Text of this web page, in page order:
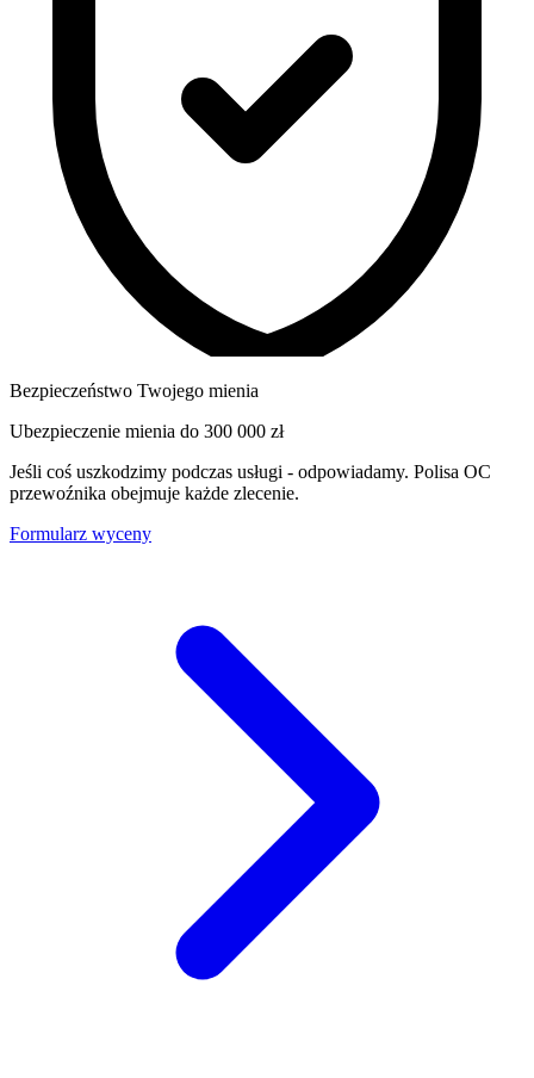
Bezpieczeństwo Twojego mienia
Ubezpieczenie mienia do 300 000 zł
Jeśli coś uszkodzimy podczas usługi - odpowiadamy. Polisa OC
przewoźnika obejmuje każde zlecenie.
Formularz wyceny